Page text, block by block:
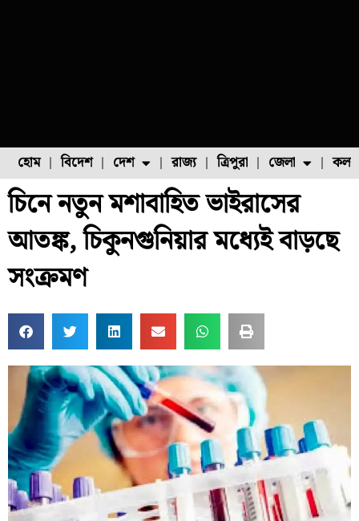
হোম বিদেশ দেশ
ফুল চাষ ফল চাষ মাছ চাষ
রাজ্য ত্রিপুরা জেলা
উত্তর ২৪ পরগনা
চিনে নতুন মশাবাহিত ভাইরাসের
আতঙ্ক, চিকুনগুনিয়ার মধ্যেই বাড়ছে
সংক্রমণ